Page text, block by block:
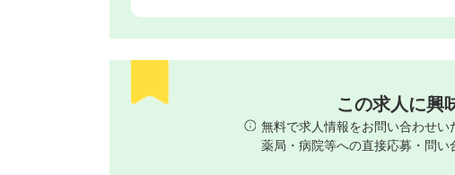
この求人に興
無料で求人情報をお問い合わせい
薬局・病院等への直接応募・問い